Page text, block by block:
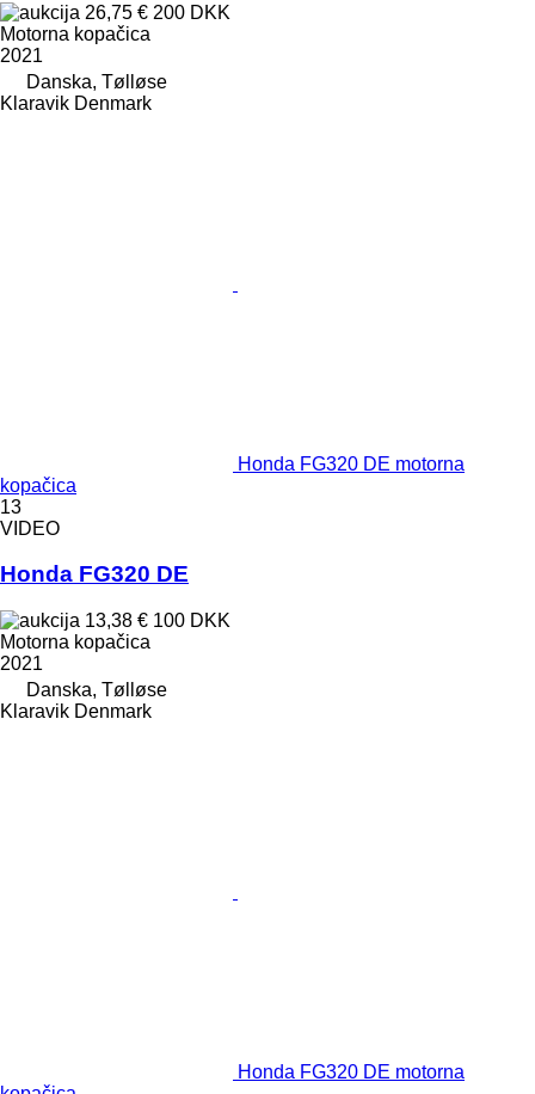
26,75 € 200 DKK
Motorna kopačica
2021
Danska, Tølløse
Klaravik Denmark
Honda FG320 DE motorna
kopačica
13
VIDEO
Honda FG320 DE
13,38 € 100 DKK
Motorna kopačica
2021
Danska, Tølløse
Klaravik Denmark
Honda FG320 DE motorna